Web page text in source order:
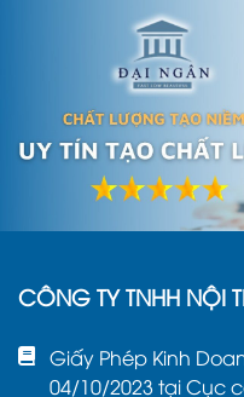
CÔNG TY TNHH NỘI
Giấy Phép Kinh
04/10/2023 tại Cục